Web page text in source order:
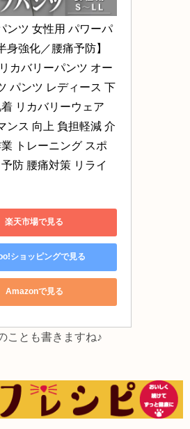
ンツ 女性用 パワーパ
身強化／腰痛予防】
カバリーパンツ オー
パンツ レディース 下
リカバリーウェア
ンス 向上 負担軽減 介
トレーニング スポ
防 腰痛対策 リライ
楽天市場で見る
ショッピングで見る
Amazonで見る
ことも書きますね♪